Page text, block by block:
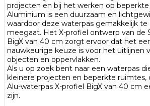
projecten en bij het werken op
Aluminium is een duurzaam en
waardoor deze waterpas gemakkelijk te
meegaat. Het X-profiel ontwerp van de
BigX van 40 cm zorgt ervoor dat het
nauwkeurige keuze is voor het uitlijnen
objecten en oppervlakken.
Als u op zoek bent naar een waterpas
kleinere projecten en beperkte ruimtes,
Alu-waterpas X-profiel BigX van 40 cm
zijn.